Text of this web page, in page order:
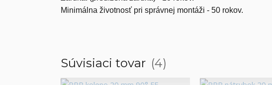
Minimálna životnosť pri správnej montáži - 50 rokov.
Súvisiaci tovar 4